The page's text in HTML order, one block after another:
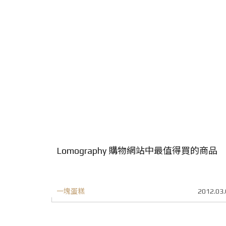
Lomography 購物網站中最值得買的商品
一塊蛋糕